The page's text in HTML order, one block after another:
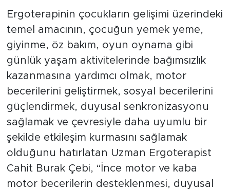
Ergoterapinin çocukların gelişimi üzerindeki
temel amacının, çocuğun yemek yeme,
giyinme, öz bakım, oyun oynama gibi
günlük yaşam aktivitelerinde bağımsızlık
kazanmasına yardımcı olmak, motor
becerilerini geliştirmek, sosyal becerilerini
güçlendirmek, duyusal senkronizasyonu
sağlamak ve çevresiyle daha uyumlu bir
şekilde etkileşim kurmasını sağlamak
olduğunu hatırlatan Uzman Ergoterapist
Cahit Burak Çebi, “İnce motor ve kaba
motor becerilerin desteklenmesi, duyusal